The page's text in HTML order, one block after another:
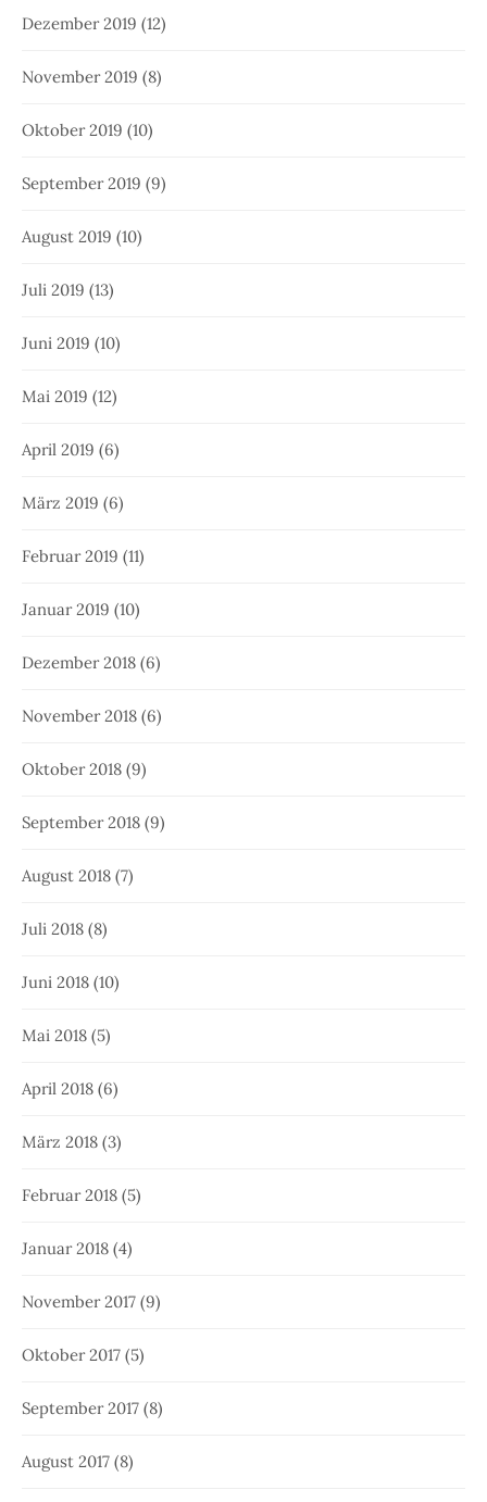
Dezember 2019 (12)
November 2019 (8)
Oktober 2019 (10)
September 2019 (9)
August 2019 (10)
Juli 2019 (13)
Juni 2019 (10)
Mai 2019 (12)
April 2019 (6)
März 2019 (6)
Februar 2019 (11)
Januar 2019 (10)
Dezember 2018 (6)
November 2018 (6)
Oktober 2018 (9)
September 2018 (9)
August 2018 (7)
Juli 2018 (8)
Juni 2018 (10)
Mai 2018 (5)
April 2018 (6)
März 2018 (3)
Februar 2018 (5)
Januar 2018 (4)
November 2017 (9)
Oktober 2017 (5)
September 2017 (8)
August 2017 (8)